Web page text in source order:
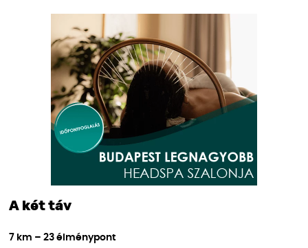
A két táv
7 km – 23 élménypont